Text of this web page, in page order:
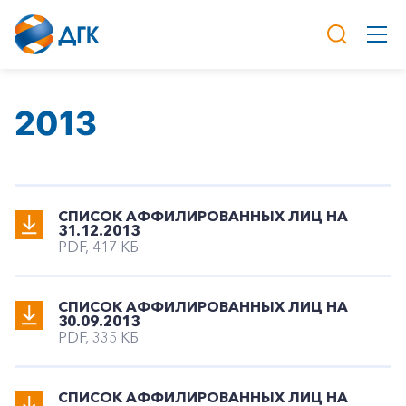
2013
CПИСОК АФФИЛИРОВАННЫХ ЛИЦ НА
31.12.2013
PDF, 417 КБ
CПИСОК АФФИЛИРОВАННЫХ ЛИЦ НА
30.09.2013
PDF, 335 КБ
CПИСОК АФФИЛИРОВАННЫХ ЛИЦ НА